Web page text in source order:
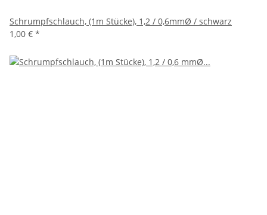
Schrumpfschlauch, (1m Stücke), 1,2 / 0,6mmØ / schwarz
1,00 € *